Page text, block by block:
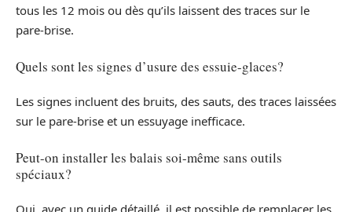
tous les 12 mois ou dès qu’ils laissent des traces sur le
pare-brise.
Quels sont les signes d’usure des essuie-glaces?
Les signes incluent des bruits, des sauts, des traces laissées
sur le pare-brise et un essuyage inefficace.
Peut-on installer les balais soi-même sans outils
spéciaux?